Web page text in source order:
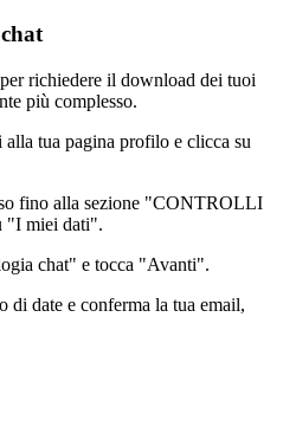
richiedere il download dei tuoi
più complesso.
tua pagina profilo e clicca su
fino alla sezione "CONTROLLI
"I miei dati".
chat" e tocca "Avanti".
di date e conferma la tua email,